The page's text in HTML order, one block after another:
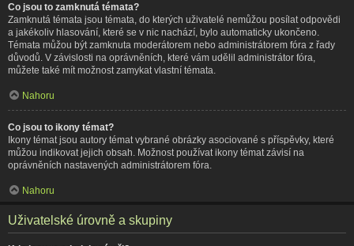
Co jsou to zamknutá témata?
Zamknutá témata jsou témata, do kterých uživatelé nemůžou posílat odpovědi
a jakékoliv hlasování, které se v nic nachází, bylo automaticky ukončeno.
Témata můžou být zamknuta moderátorem nebo administrátorem fóra z řady
důvodů. V závislosti na oprávněních, které vám udělil administrátor fóra,
můžete také mít možnost zamykat vlastní témata.
Nahoru
Co jsou to ikony témat?
Ikony témat jsou autory témat vybrané obrázky asociované s příspěvky, které
můžou indikovat jejich obsah. Možnost používat ikony témat závisí na
oprávněních nastavených administrátorem fóra.
Nahoru
Uživatelské úrovně a skupiny